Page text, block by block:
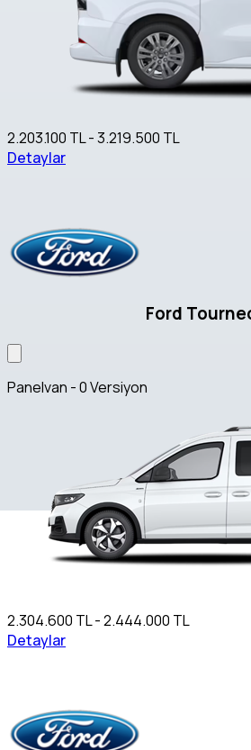
2.203.100 TL - 3.219.500 TL
Detaylar
Ford
Panelvan - 0 Versiyon
2.304.600 TL - 2.444.000 TL
Detaylar